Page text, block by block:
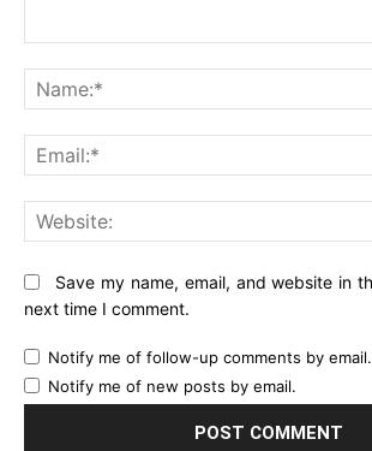
Save my name, email, and website in
next time I comment.
Notify me of follow-up comments by email.
Notify me of new posts by email.